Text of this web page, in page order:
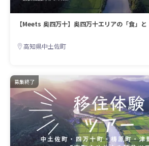
【Meets 奥四万十】奥四万十エリアの「食」と
高知県中土佐町
募集終了